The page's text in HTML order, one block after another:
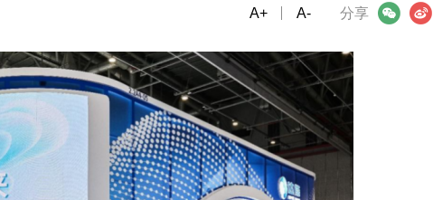
分享
微信 微博
A+ A-